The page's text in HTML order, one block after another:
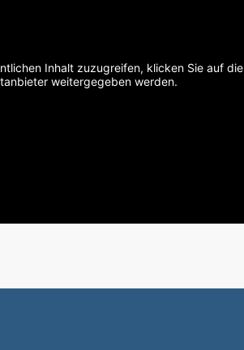
Inhalt zuzugreifen, klicken Sie auf die
weitergegeben werden.